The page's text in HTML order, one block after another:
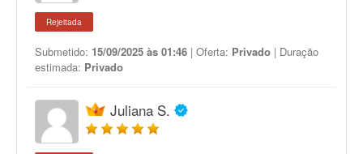
Rejeitada
Submetido: 15/09/2025 às 01:46 | Oferta: Privado | Duração
estimada: Privado
Juliana S.